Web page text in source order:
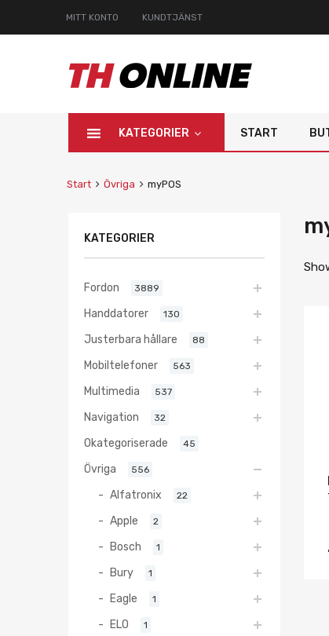
MITT KONTO KUNDTJÄNST
KATEGORIER START
Start Övriga myPOS
KATEGORIER
Fordon 3889
Handdatorer 130
Justerbara hållare 88
Mobiltelefoner 563
Multimedia 537
Navigation 32
Okategoriserade 45
Övriga 556
Alfatronix 22
Apple 2
Bosch 1
Bury 1
Eagle 1
ELO 1